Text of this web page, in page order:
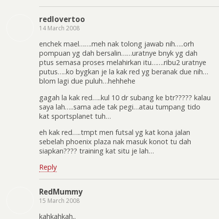
redlovertoo
14 March 2008
enchek mael…….meh nak tolong jawab nih…..orh
pompuan yg dah bersalin……uratnye bnyk yg dah
ptus semasa proses melahirkan itu…….ribu2 uratnye
putus…..ko bygkan je la kak red yg beranak due nih…
blom lagi due puluh…hehhehe
gagah la kak red…..kul 10 dr subang ke btr????? kalau
saya lah…..sama ade tak pegi…atau tumpang tido
kat sportsplanet tuh…
eh kak red…..tmpt men futsal yg kat kona jalan
sebelah phoenix plaza nak masuk konot tu dah
siapkan???? training kat situ je lah…
Reply
RedMummy
15 March 2008
kahkahkah..